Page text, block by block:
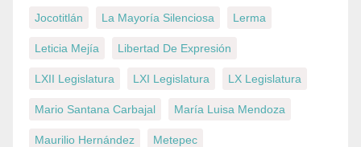
Jocotitlán La Mayoría Silenciosa Lerma
Leticia Mejía Libertad De Expresión
LXII Legislatura LXI Legislatura LX Legislatura
Mario Santana Carbajal María Luisa Mendoza
Maurilio Hernández Metepec